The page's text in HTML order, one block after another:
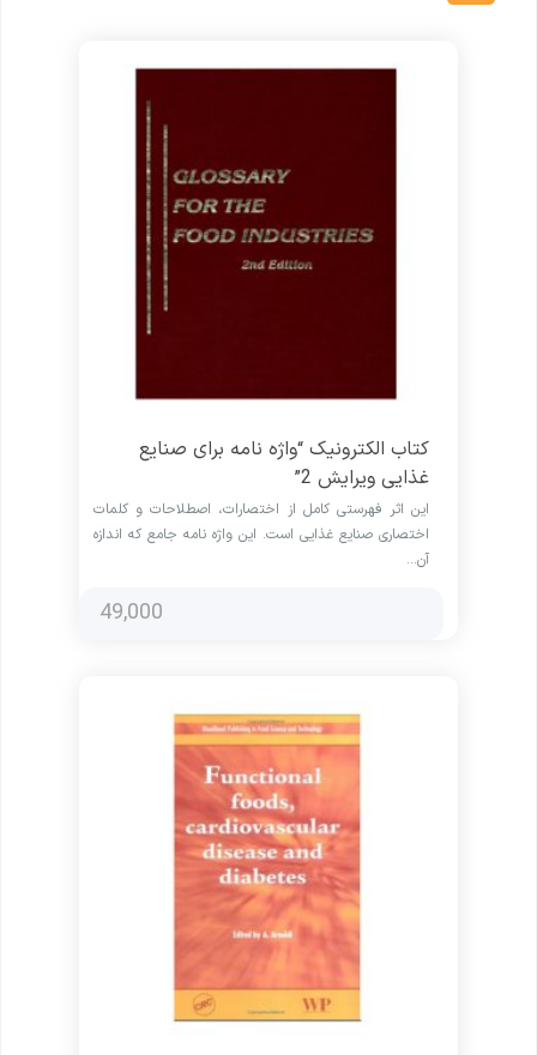
کتاب الکترونیک “واژه نامه برای صنایع
غذایی ویرایش 2”
این اثر فهرستی کامل از اختصارات، اصطلاحات و کلمات
اختصاری صنایع غذایی است. این واژه نامه جامع که اندازه
آن…
49,000